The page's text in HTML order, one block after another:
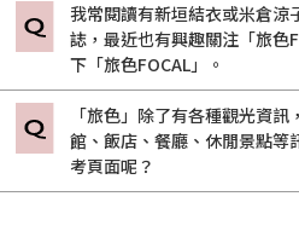
我常閱讀有新垣結衣或米倉涼
誌，最近也有興趣關注「旅色
下「旅色FOCAL」。
「旅色」除了有各種觀光資
館、飯店、餐廳、休閒景點等
考頁面呢？